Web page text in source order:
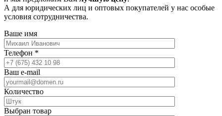
А для юридических лиц и оптовых покупателей у нас особые
условия сотрудничества.
Ваше имя
Телефон *
Ваш e-mail
Количество
Выбран товар